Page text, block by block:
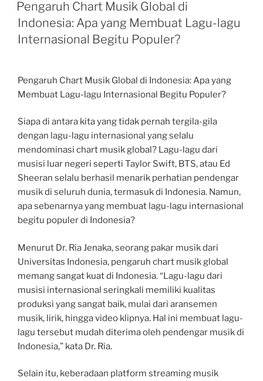
Pengaruh Chart Musik Global di
Indonesia: Apa yang Membuat Lagu-lagu
Internasional Begitu Populer?
Pengaruh Chart Musik Global di Indonesia: Apa yang
Membuat Lagu-lagu Internasional Begitu Populer?
Siapa di antara kita yang tidak pernah tergila-gila
dengan lagu-lagu internasional yang selalu
mendominasi chart musik global? Lagu-lagu dari
musisi luar negeri seperti Taylor Swift, BTS, atau Ed
Sheeran selalu berhasil menarik perhatian pendengar
musik di seluruh dunia, termasuk di Indonesia. Namun,
apa sebenarnya yang membuat lagu-lagu internasional
begitu populer di Indonesia?
Menurut Dr. Ria Jenaka, seorang pakar musik dari
Universitas Indonesia, pengaruh chart musik global
memang sangat kuat di Indonesia. “Lagu-lagu dari
musisi internasional seringkali memiliki kualitas
produksi yang sangat baik, mulai dari aransemen
musik, lirik, hingga video klipnya. Hal ini membuat lagu-
lagu tersebut mudah diterima oleh pendengar musik di
Indonesia,” kata Dr. Ria.
Selain itu, keberadaan platform streaming musik